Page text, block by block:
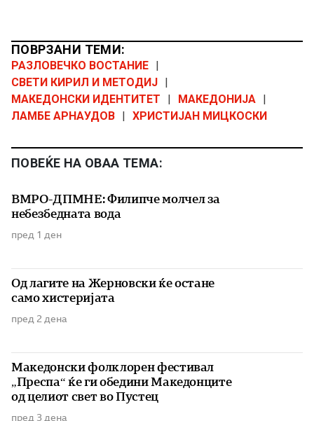
ПОВРЗАНИ ТЕМИ:
РАЗЛОВЕЧКО ВОСТАНИЕ
СВЕТИ КИРИЛ И МЕТОДИЈ
МАКЕДОНСКИ ИДЕНТИТЕТ
МАКЕДОНИЈА
ЛАМБЕ АРНАУДОВ
ХРИСТИЈАН МИЦКОСКИ
ПОВЕЌЕ НА ОВАА ТЕМА:
ВМРО-ДПМНЕ: Филипче молчел за
небезбедната вода
пред 1 ден
Од лагите на Жерновски ќе остане
само хистеријата
пред 2 дена
Македонски фолклорен фестивал
„Преспа“ ќе ги обедини Македонците
од целиот свет во Пустец
пред 3 дена